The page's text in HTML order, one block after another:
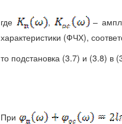
где , –
характеристики (ФЧХ),
то подстановка (3.7) и (3.8) в
При